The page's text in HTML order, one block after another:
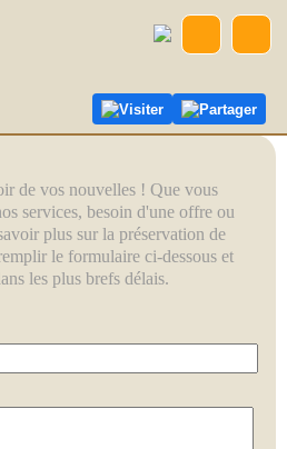
Visiter Partager
de vos nouvelles ! Que vous
services, besoin d'une offre ou
plus sur la préservation de
le formulaire ci-dessous et
les plus brefs délais.